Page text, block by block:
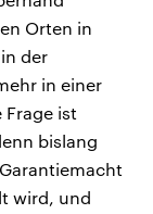
Orten in
der
in einer
ist
bislang
wird, und